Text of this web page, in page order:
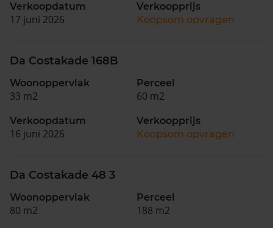
Verkoopdatum
17 juni 2026
Verkoopprijs
Koopsom opvragen
Da Costakade 168B
Woonoppervlak
33 m2
Perceel
60 m2
Verkoopdatum
16 juni 2026
Verkoopprijs
Koopsom opvragen
Da Costakade 48 3
Woonoppervlak
80 m2
Perceel
188 m2